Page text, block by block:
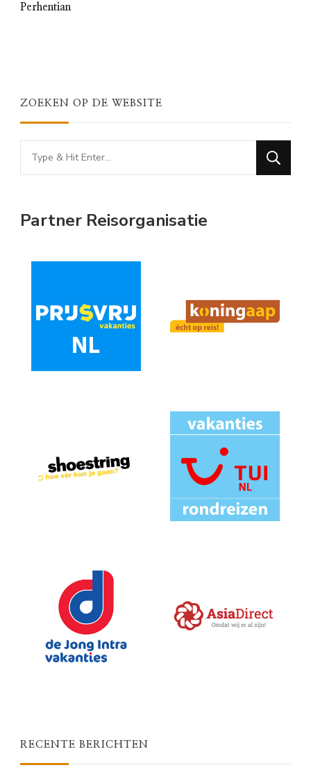
Perhentian
ZOEKEN OP DE WEBSITE
Looking
for
Partner Reisorganisatie
RECENTE BERICHTEN